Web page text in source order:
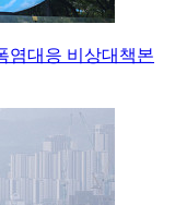
염대응 비상대책본